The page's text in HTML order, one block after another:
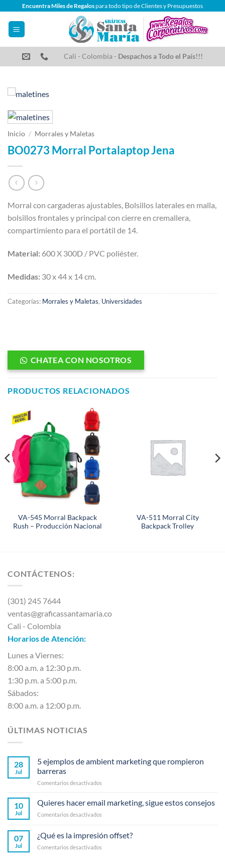
contenido
Encuentra Miles de Regalospara todo tipo de Clientes y Presupuestos
Cali - Colombia - Despachos a Todo el País!!!
Inicio / Morrales y Maletas
BO0273 Morral Portalaptop Jena
Morral con cargaderas ajustables, Bolsillos laterales en malla,
bolsillos frontales y principal con cierre en cremallera,
compartimiento para el portátil de 14.
Material: 600 X 300D / PVC poliéster.
Medidas: 30 x 44 x 14 cm.
Categorías: Morrales y Maletas, Universidades
CHATEA CON NOSOTROS
PRODUCTOS RELACIONADOS
VA-545 Morral Backpack
Rush – Producción Nacional
VA-511 Morral City
Backpack Trolley
CONTÁCTENOS:
(301) 245 7644
ventas@graficassantamaria.co
Cali - Colombia
Horarios de Atención:
Lunes a Viernes:
8:00 a.m. a 12:30 p.m.
1:30 p.m. a 5:00 p.m.
Sábados:
8:00 a.m. a 12:00 p.m.
ÚLTIMAS NOTICIAS
28
Jul
5 ejemplos de ambient marketing que rompieron
barreras
Comentarios desactivados
ejemplos
de
ambient
que
barreras
10
Jul
Quieres hacer email marketing, sigue estos consejos
Comentarios desactivados
email
marketing,
07
Jul
¿Qué es la impresión offset?
Comentarios desactivados